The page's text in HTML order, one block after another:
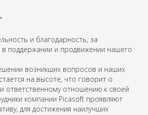
и благодарность, за
в поддержании и продвижении нашего
возникших вопросов и наших
на высоте, что говорит о
ответственному отношению к своей
компании Picasoft проявляют
для достижения наилучших